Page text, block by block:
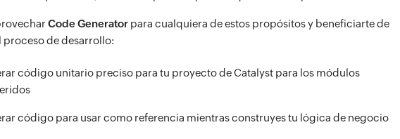
Code Generator para cualquiera de estos propósitos y beneficiarte de
proceso de desarrollo:
código unitario preciso para tu proyecto de Catalyst para los módulos
código para usar como referencia mientras construyes tu lógica de negocio